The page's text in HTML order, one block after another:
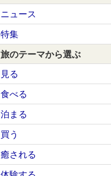
ニュース
特集
旅のテーマから選ぶ
見る
食べる
泊まる
買う
癒される